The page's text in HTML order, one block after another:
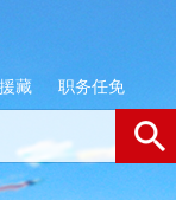
援藏 职务任免